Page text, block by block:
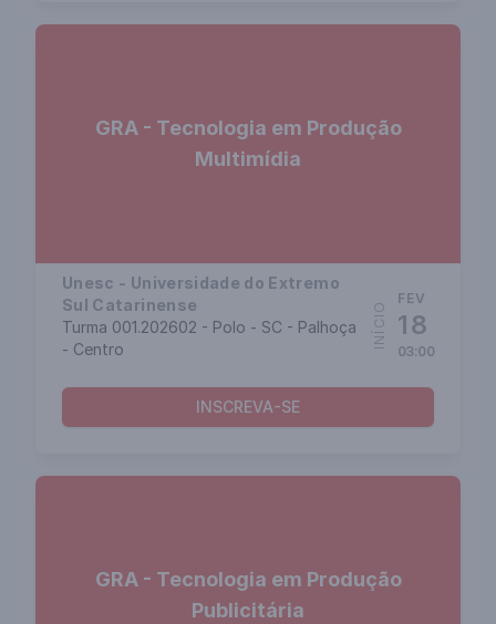
GRA - Tecnologia em Produção
Multimídia
Unesc - Universidade do Extremo
Sul Catarinense
Turma 001.202602 - Polo - SC - Palhoça
- Centro
INÍCIO
FEV
18
03:00
INSCREVA-SE
GRA - Tecnologia em Produção
Publicitária